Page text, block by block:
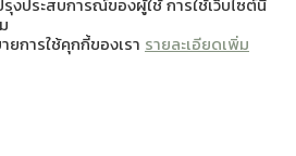
งประสบการณ์ของผู้ใช้ การใช้เว็บไซต์นี้
ยการใช้คุกกี้ของเรา รายละเอียดเพิ่ม